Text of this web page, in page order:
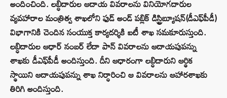
అందించింది. లబ్ధిదారుల ఆదాయ వివరాలను వినియోగదారుల
వ్యవహారాల మంత్రిత్వ శాఖలోని ఫుడ్‌ అండ్‌ పబ్లిక్‌ డిస్ట్రిబ్యూషన్‌(డీఎఫ్‌పీడీ)
విభాగానికి చెందిన సంయుక్త కార్యదర్శికి ఐటీ శాఖ సమకూరుస్తుంది.
లబ్ధిదారుల ఆధార్‌ నంబర్‌ లేదా పాన్‌ వివరాలను ఆదాయపుపన్ను
శాఖకు డీఎఫ్‌పీడీ అందిస్తుంది. దీని ఆధారంగా లబ్ధిదారుని ఆర్థిక
స్థాయిని ఆదాయపుపన్ను శాఖ నిర్ధారించి ఆ వివరాలను ఆహారశాఖకు
తిరిగి అందిస్తుంది.